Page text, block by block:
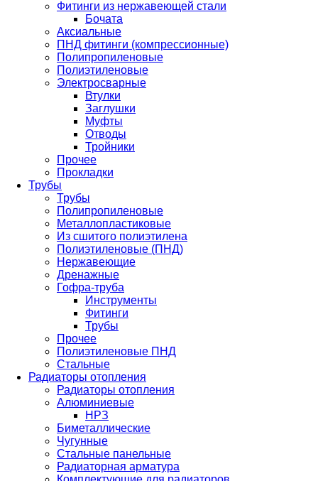
Фитинги из нержавеющей стали
Бочата
Аксиальные
ПНД фитинги (компрессионные)
Полипропиленовые
Полиэтиленовые
Электросварные
Втулки
Заглушки
Муфты
Отводы
Тройники
Прочее
Прокладки
Трубы
Трубы
Полипропиленовые
Металлопластиковые
Из сшитого полиэтилена
Полиэтиленовые (ПНД)
Нержавеющие
Дренажные
Гофра-труба
Инструменты
Фитинги
Трубы
Прочее
Полиэтиленовые ПНД
Стальные
Радиаторы отопления
Радиаторы отопления
Алюминиевые
НРЗ
Биметаллические
Чугунные
Стальные панельные
Радиаторная арматура